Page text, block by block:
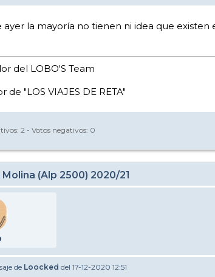
ayer la mayoría no tienen ni idea que existen
del LOBO'S Team
de "LOS VIAJES DE RETA"
2 - Votos negativos: 0
(Alp 2500) 2020/21
de Loocked del 17-12-2020 12:51